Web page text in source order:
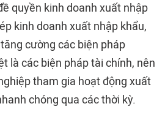
quyền kinh doanh xuất nhập
kinh doanh xuất nhập khẩu,
cường các biện pháp
là các biện pháp tài chính, nên
tham gia hoạt động xuất
chóng qua các thời kỳ.